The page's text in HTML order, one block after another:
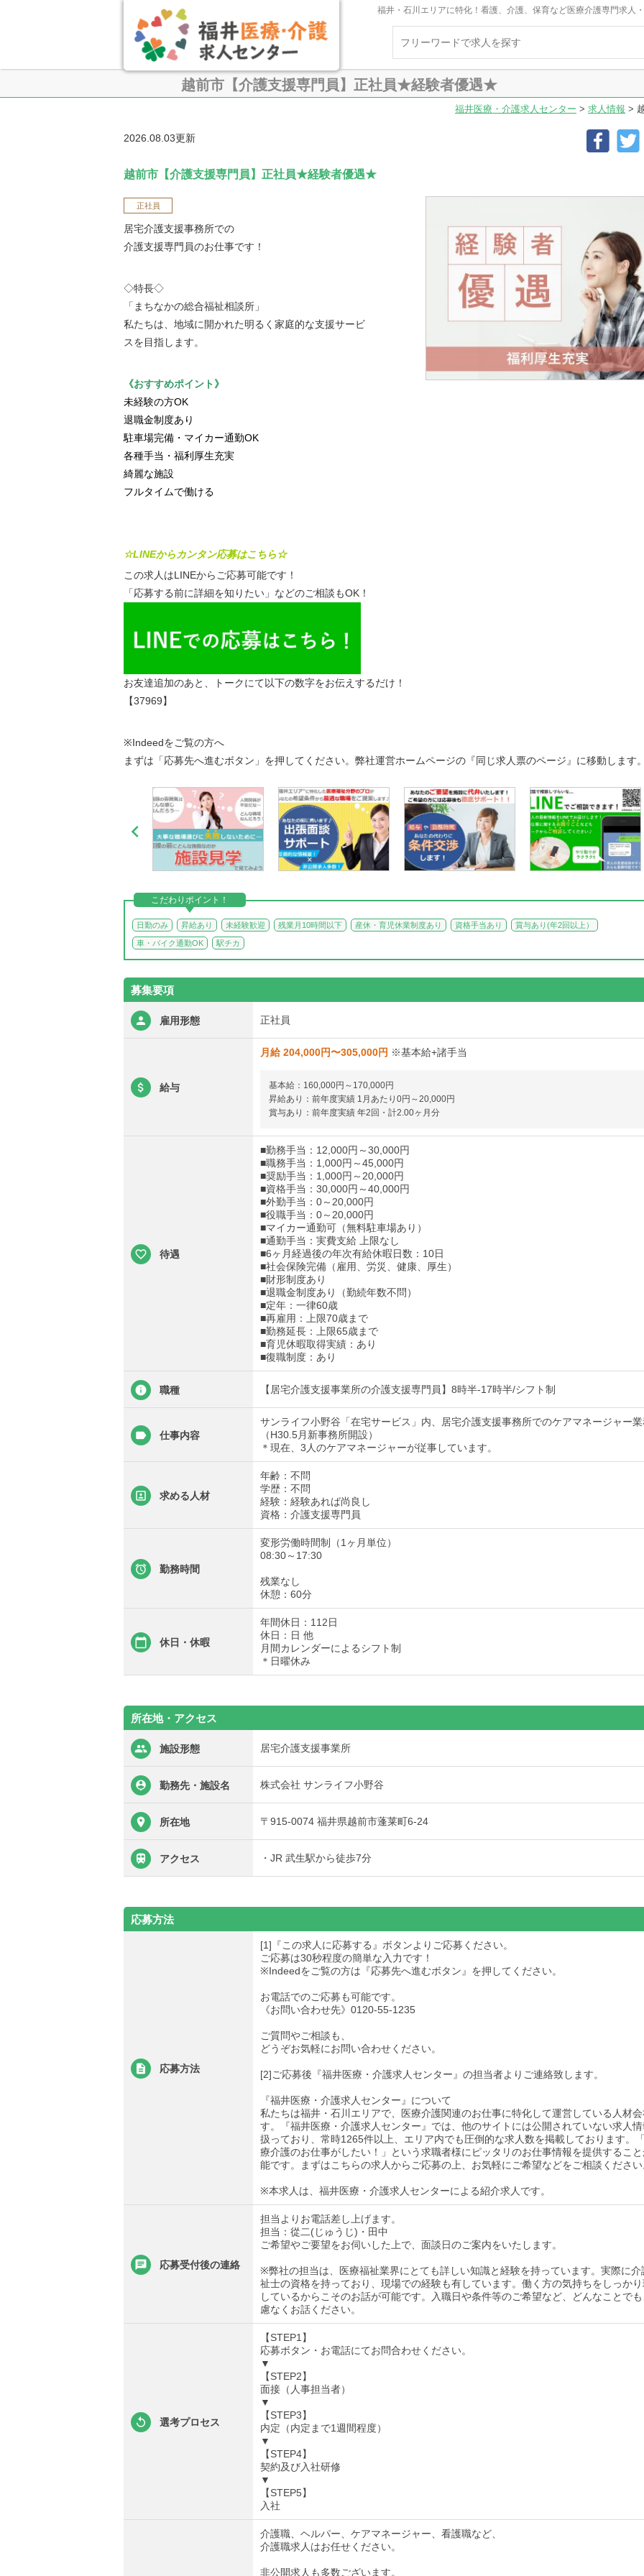
福井・石川エリアに特化！看護、介護、保育など医療介護専門求人
越前市【介護支援専門員】正社員★経験者優遇★
福井医療・介護求人センター > 求人情報 >
2026.08.03更新
越前市【介護支援専門員】正社員★経験者優遇★
正社員
居宅介護支援事務所での
介護支援専門員のお仕事です！
◇特長◇
「まちなかの総合福祉相談所」
私たちは、地域に開かれた明るく家庭的な支援サービ
スを目指します。
《おすすめポイント》
未経験の方OK
退職金制度あり
駐車場完備・マイカー通勤OK
各種手当・福利厚生充実
綺麗な施設
フルタイムで働ける
☆LINEからカンタン応募はこちら☆
この求人はLINEからご応募可能です！
「応募する前に詳細を知りたい」などのご相談もOK！
お友達追加のあと、トークにて以下の数字をお伝えするだけ！
【37969】
※Indeedをご覧の方へ
まずは「応募先へ進むボタン」を押してください。弊社運営ホームページの『同じ求人票のページ』に移動します

こだわりポイント！
日勤のみ 昇給あり 未経験歓迎 残業月10時間以下 産休・育児休業制度あり 資格手当あり 賞与あり(年2回以上）
車・バイク通勤OK 駅チカ
募集要項
雇用形態 正社員
給与
月給 204,000円〜305,000円 ※基本給+諸手当
基本給：160,000円～170,000円
昇給あり：前年度実績 1月あたり0円～20,000円
賞与あり：前年度実績 年2回・計2.00ヶ月分
待遇
■勤務手当：12,000円～30,000円
■職務手当：1,000円～45,000円
■奨励手当：1,000円～20,000円
■資格手当：30,000円～40,000円
■外勤手当：0～20,000円
■役職手当：0～20,000円
■マイカー通勤可（無料駐車場あり）
■通勤手当：実費支給 上限なし
■6ヶ月経過後の年次有給休暇日数：10日
■社会保険完備（雇用、労災、健康、厚生）
■財形制度あり
■退職金制度あり（勤続年数不問）
■定年：一律60歳
■再雇用：上限70歳まで
■勤務延長：上限65歳まで
■育児休暇取得実績：あり
■復職制度：あり
職種 【居宅介護支援事業所の介護支援専門員】8時半-17時半/シフト制
仕事内容
サンライフ小野谷「在宅サービス」内、居宅介護支援事務所でのケアマネージャー
（H30.5月新事務所開設）
＊現在、3人のケアマネージャーが従事しています。
求める人材
年齢：不問
学歴：不問
経験：経験あれば尚良し
資格：介護支援専門員
勤務時間
変形労働時間制（1ヶ月単位）
08:30～17:30
残業なし
休憩：60分
休日・休暇
年間休日：112日
休日：日 他
月間カレンダーによるシフト制
＊日曜休み
所在地・アクセス
施設形態 居宅介護支援事業所
勤務先・施設名 株式会社 サンライフ小野谷
所在地 〒915-0074 福井県越前市蓬莱町6-24
アクセス ・JR 武生駅から徒歩7分
応募方法
応募方法
[1]『この求人に応募する』ボタンよりご応募ください。
ご応募は30秒程度の簡単な入力です！
※Indeedをご覧の方は『応募先へ進むボタン』を押してください。
お電話でのご応募も可能です。
《お問い合わせ先》0120-55-1235
ご質問やご相談も、
どうぞお気軽にお問い合わせください。
[2]ご応募後『福井医療・介護求人センター』の担当者よりご連絡致します。
『福井医療・介護求人センター』について
私たちは福井・石川エリアで、医療介護関連のお仕事に特化して運営している人材
す。『福井医療・介護求人センター』では、他のサイトには公開されていない求人
扱っており、常時1265件以上、エリア内でも圧倒的な求人数を掲載しております。
療介護のお仕事がしたい！」という求職者様にピッタリのお仕事情報を提供するこ
能です。まずはこちらの求人からご応募の上、お気軽にご希望などをご相談くださ
※本求人は、福井医療・介護求人センターによる紹介求人です。
応募受付後の連絡
担当よりお電話差し上げます。
担当：從二(じゅうじ)・田中
ご希望やご要望をお伺いした上で、面談日のご案内をいたします。
※弊社の担当は、医療福祉業界にとても詳しい知識と経験を持っています。実際に介
祉士の資格を持っており、現場での経験も有しています。働く方の気持ちをしっか
しているからこそのお話が可能です。入職日や条件等のご希望など、どんなことで
慮なくお話ください。
選考プロセス
【STEP1】
応募ボタン・お電話にてお問合わせください。
▼
【STEP2】
面接（人事担当者）
▼
【STEP3】
内定（内定まで1週間程度）
▼
【STEP4】
契約及び入社研修
▼
【STEP5】
入社
介護職、ヘルパー、ケアマネージャー、看護職など、
介護職求人はお任せください。
非公開求人も多数ございます。